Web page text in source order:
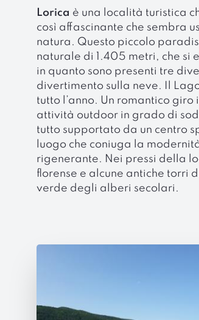
Lorica è una località turistica
così affascinante che sembra
natura. Questo piccolo
naturale di 1.405 metri, che si
in quanto sono presenti tre
divertimento sulla neve. Il
tutto l’anno. Un romantico
attività outdoor in grado di
tutto supportato da un centro
luogo che coniuga la
rigenerante. Nei pressi della
florense e alcune antiche torri
verde degli alberi secolari.